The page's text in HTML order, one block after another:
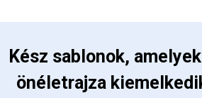
önéletrajza